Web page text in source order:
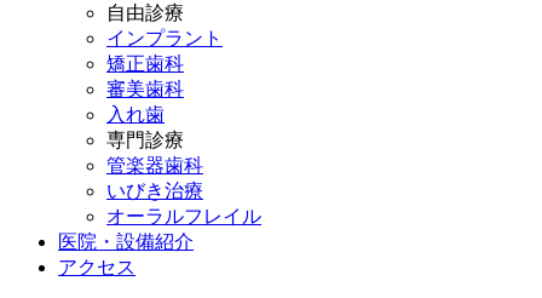
自由診療
インプラント
矯正歯科
審美歯科
入れ歯
専門診療
管楽器歯科
いびき治療
オーラルフレイル
医院・設備紹介
アクセス